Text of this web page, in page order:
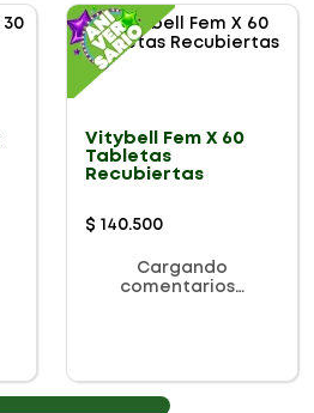
Vitybell Fem X 60
Tabletas
Recubiertas
$ 140.500
Cargando
comentarios…